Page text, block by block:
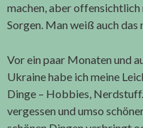
machen, aber offensichtlich
Sorgen. Man weiß auch das
Vor ein paar Monaten und
Ukraine habe ich meine
Dinge – Hobbies,
vergessen und umso